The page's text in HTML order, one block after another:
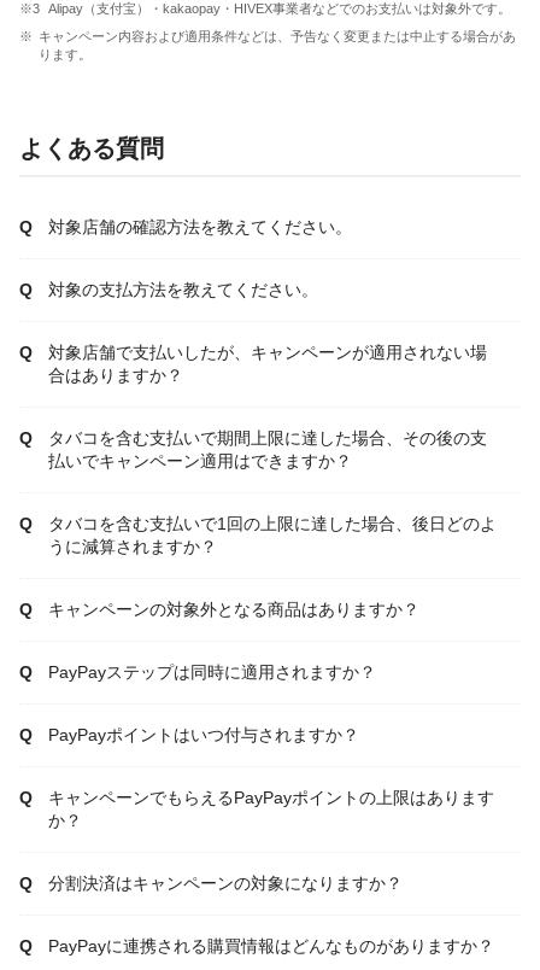
Alipay（支付宝）・kakaopay・HIVEX事業者などでのお支払いは対象外です。
キャンペーン内容および適用条件などは、予告なく変更または中止する場合があ
ります。
よくある質問
対象店舗の確認方法を教えてください。
対象の支払方法を教えてください。
対象店舗で支払いしたが、キャンペーンが適用されない場
合はありますか？
タバコを含む支払いで期間上限に達した場合、その後の支
払いでキャンペーン適用はできますか？
タバコを含む支払いで1回の上限に達した場合、後日どのよ
うに減算されますか？
キャンペーンの対象外となる商品はありますか？
PayPayステップは同時に適用されますか？
PayPayポイントはいつ付与されますか？
キャンペーンでもらえるPayPayポイントの上限はあります
か？
分割決済はキャンペーンの対象になりますか？
PayPayに連携される購買情報はどんなものがありますか？